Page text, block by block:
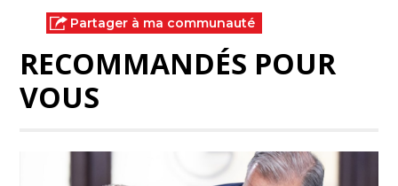
Partager à ma communauté
RECOMMANDÉS POUR
VOUS